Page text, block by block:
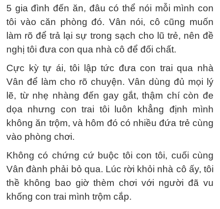
5 gia đình đến ăn, đâu có thể nói mỗi mình con
tôi vào căn phòng đó. Vân nói, cô cũng muốn
làm rõ để trả lại sự trong sạch cho lũ trẻ, nên đề
nghị tôi đưa con qua nhà cô để đối chất.
Cực kỳ tự ái, tôi lập tức đưa con trai qua nhà
Vân để làm cho rõ chuyện. Vân dùng đủ mọi lý
lẽ, từ nhẹ nhàng đến gay gắt, thậm chí còn đe
dọa nhưng con trai tôi luôn khẳng định mình
không ăn trộm, và hôm đó có nhiều đứa trẻ cùng
vào phòng chơi.
Không có chứng cứ buộc tôi con tôi, cuối cùng
Vân đành phải bỏ qua. Lúc rời khỏi nhà cô ấy, tôi
thề không bao giờ thèm chơi với người đã vu
khống con trai mình trộm cắp.